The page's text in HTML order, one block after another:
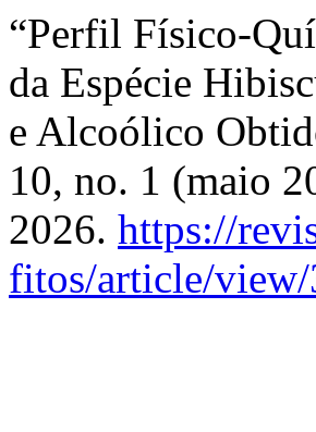
“Perfil Físico-
da Espécie
e Alcoólico
10, no. 1 (maio
2026. https://
fitos/article/